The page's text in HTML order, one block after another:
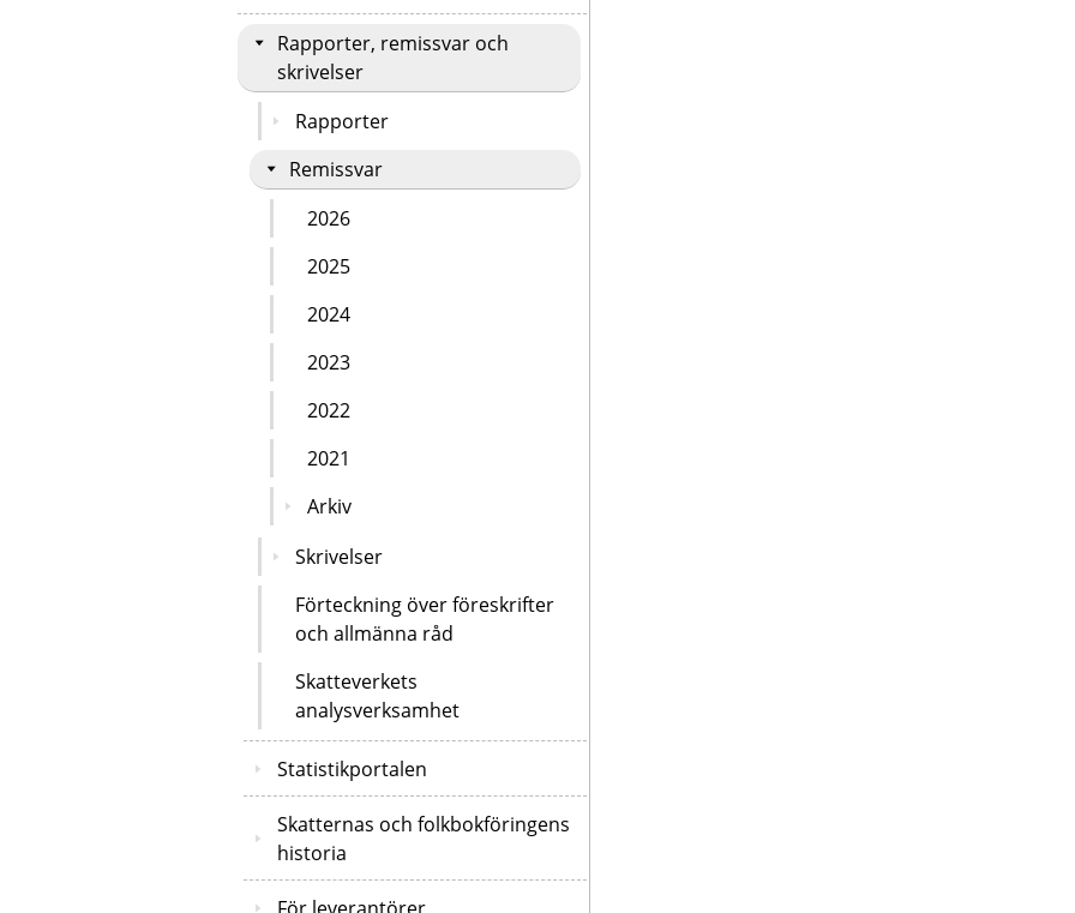
Rapporter, remissvar och
skrivelser
Rapporter
Remissvar
2026
2025
2024
2023
2022
2021
Arkiv
Skrivelser
Förteckning över föreskrifter
och allmänna råd
Skatteverkets
analysverksamhet
Statistikportalen
Skatternas och folkbokföringens
historia
För leverantörer